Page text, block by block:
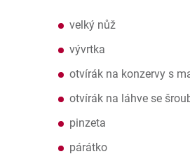
velký nůž
vývrtka
otvírák na konzervy s
otvírák na láhve se
pinzeta
párátko